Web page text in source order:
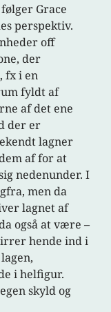
Grace
perspektiv.
off
der
fx i en
fyldt af
af det ene
der er
lagner
af for at
nedenunder. I
men da
lagnet af
også at være –
hende ind i
i helfigur.
skyld og